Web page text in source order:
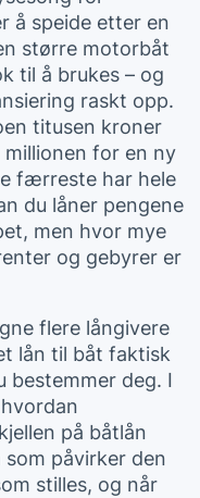
å speide etter en
større motorbåt
til å brukes – og
raskt opp.
titusen kroner
for en ny
færreste har hele
du låner pengene
men hvor mye
og gebyrer er
flere långivere
lån til båt faktisk
bestemmer deg. I
på båtlån
påvirker den
stilles, og når